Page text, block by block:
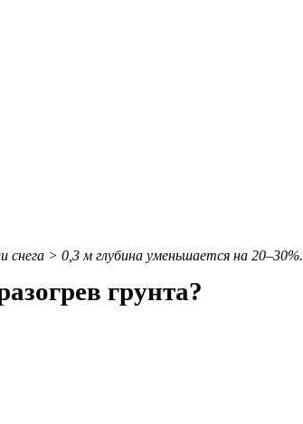
снега > 0,3 м глубина уменьшается на 20–30%.
грунта?